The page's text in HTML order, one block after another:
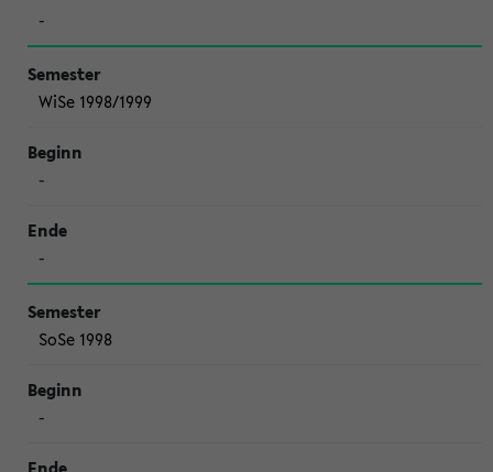
-
WiSe 1998/1999
-
-
SoSe 1998
-